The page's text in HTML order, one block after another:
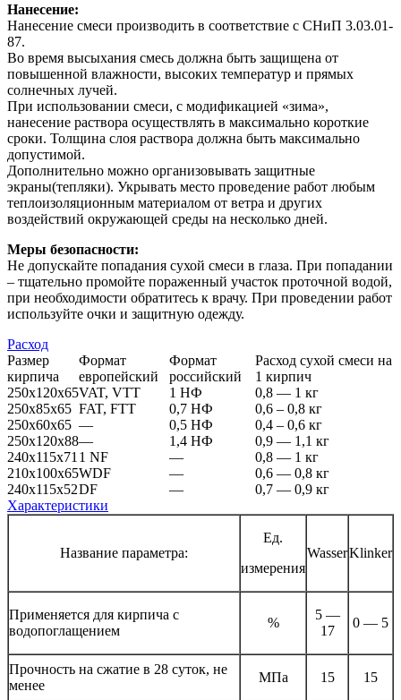
Нанесение:
Нанесение смеси производить в соответствие с СНиП 3.03.01-
87.
Во время высыхания смесь должна быть защищена от
повышенной влажности, высоких температур и прямых
солнечных лучей.
При использовании смеси, с модификацией «зима»,
нанесение раствора осуществлять в максимально короткие
сроки. Толщина слоя раствора должна быть максимально
допустимой.
Дополнительно можно организовывать защитные
экраны(тепляки). Укрывать место проведение работ любым
теплоизоляционным материалом от ветра и других
воздействий окружающей среды на несколько дней.
Меры безопасности:
Не допускайте попадания сухой смеси в глаза. При попадании
– тщательно промойте пораженный участок проточной водой,
при необходимости обратитесь к врачу. При проведении работ
используйте очки и защитную одежду.
Расход
Размер
кирпича
Формат
европейский
Формат
российский
Расход сухой смеси на
1 кирпич
250x120x65VAT, VTT 1 НФ
0,8 — 1 кг
250x85x65 FAT, FTT 0,7 НФ
0,6 – 0,8 кг
250x60x65 — 0,5 НФ
0,4 – 0,6 кг
250x120x88— 1,4 НФ
0,9 — 1,1 кг
240x115x71 1 NF —
0,8 — 1 кг
210x100x65WDF —
0,6 — 0,8 кг
240x115x52DF —
0,7 — 0,9 кг
Характеристики
Название параметра:
Ед.
измерения
WasserKlinker
Применяется для кирпича с
водопоглащением
%
5 —
17
0 — 5
Прочность на сжатие в 28 суток, не
менее
МПа 15 15